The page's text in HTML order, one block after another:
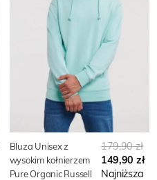
Bluza Unisex z
wysokim kołnierzem
Pure Organic Russell
179,90 zł
149,90 zł
Najniższa